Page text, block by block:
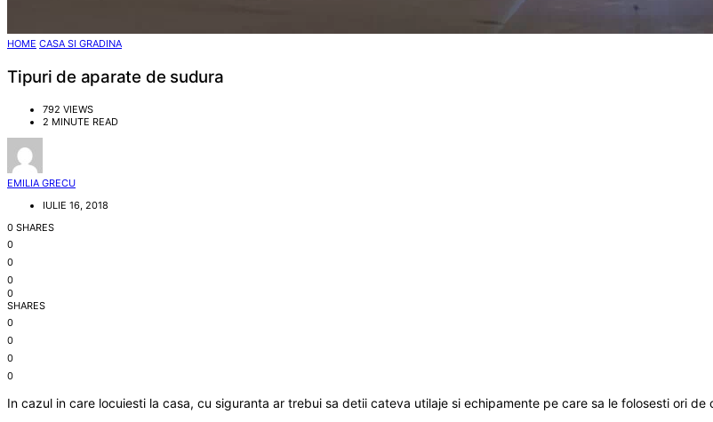
HOME CASA SI GRADINA
Tipuri de aparate de sudura
792 VIEWS
2 MINUTE READ
EMILIA GRECU
IULIE 16, 2018
0 SHARES
0
0
0
0
SHARES
0
0
0
0
In cazul in care locuiesti la casa, cu siguranta ar trebui sa detii cateva utilaje si echipamente pe care sa le folosesti ori